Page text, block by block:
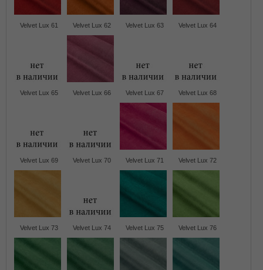
Velvet Lux 61 Velvet Lux 62 Velvet Lux 63 Velvet Lux 64
Velvet Lux 65 Velvet Lux 66 Velvet Lux 67 Velvet Lux 68
Velvet Lux 69 Velvet Lux 70 Velvet Lux 71 Velvet Lux 72
Velvet Lux 73 Velvet Lux 74 Velvet Lux 75 Velvet Lux 76